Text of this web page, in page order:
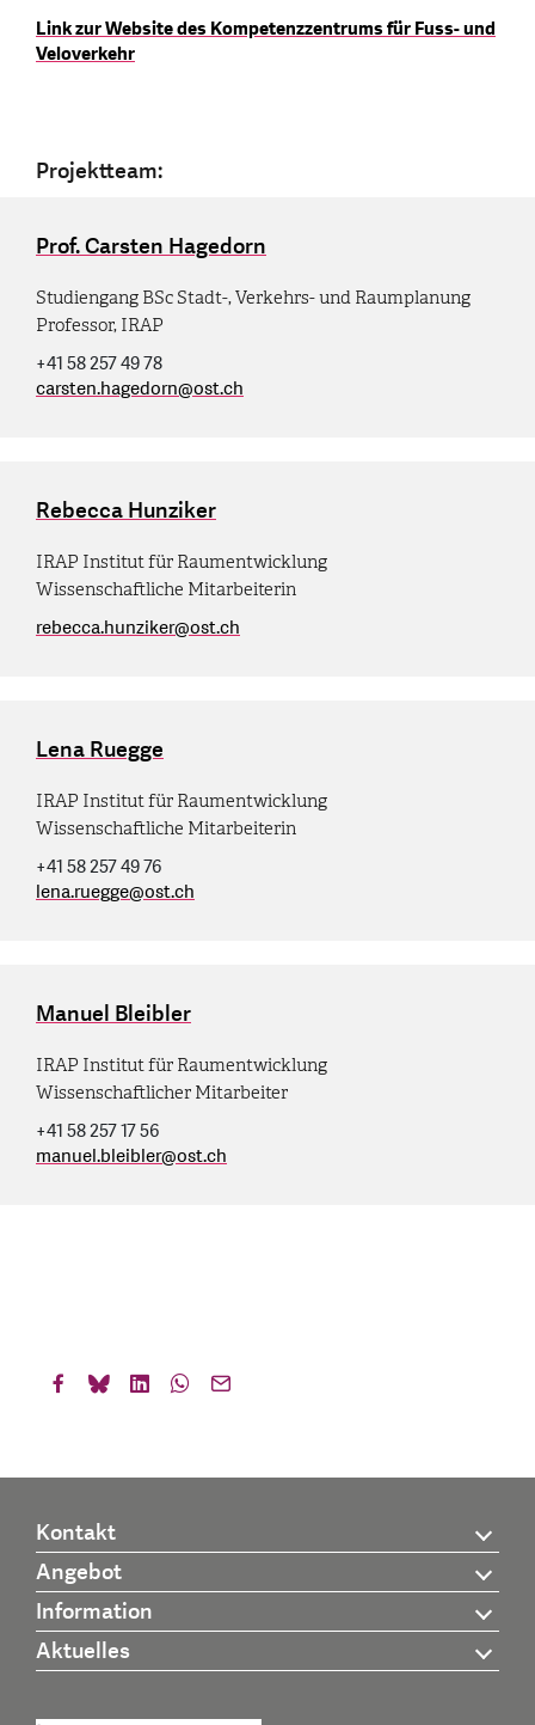
Link zur Website des Kompetenzzentrums für Fuss- und
Veloverkehr
Projektteam:
Prof. Carsten Hagedorn
Studiengang BSc Stadt-, Verkehrs- und Raumplanung
Professor, IRAP
+41 58 257 49 78
carsten.hagedorn@ost.ch
Rebecca Hunziker
IRAP Institut für Raumentwicklung
Wissenschaftliche Mitarbeiterin
rebecca.hunziker@ost.ch
Lena Ruegge
IRAP Institut für Raumentwicklung
Wissenschaftliche Mitarbeiterin
+41 58 257 49 76
lena.ruegge@ost.ch
Manuel Bleibler
IRAP Institut für Raumentwicklung
Wissenschaftlicher Mitarbeiter
+41 58 257 17 56
manuel.bleibler@ost.ch
Kontakt
Angebot
Information
Aktuelles